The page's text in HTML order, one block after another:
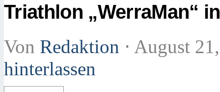
Triathlon „WerraMan“
Von Redaktion ⋅ August
hinterlassen